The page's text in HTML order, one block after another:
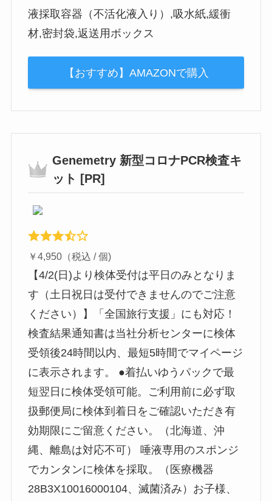
液採取容器（不活化液入り）,吸水紙,緩衝
材,密封袋,返送用ボックス
【おすすめ】AMAZONで購入
Genemetry 新型コロナPCR検査キ
ット [PR]
￥4,950（税込 / 個)
【4/2(日)より検体受付は平日のみとなりま
す（土日祝日は受付できませんのでご注意
ください）】「全国旅行支援」にも対応！
検査結果通知書は当社分析センターに検体
受領後24時間以内、最短5時間でマイページ
に表示されます。 ●着払いゆうパックで最
短翌日に検体受領可能。ご利用前に必ず取
扱郵便局に検体到着日をご確認いただき有
効期限にご留意ください。（北海道、沖
縄、離島は対応不可） 唾液専用のスポンジ
でカンタンに検体を採取。（医療機器
28B3X10016000104、滅菌済み）お子様、